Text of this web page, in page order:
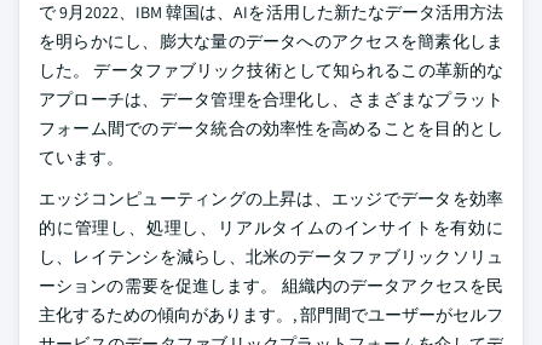
で 9月2022、IBM 韓国は、AIを活用した新たなデータ活用方法
を明らかにし、膨大な量のデータへのアクセスを簡素化しま
した。 データファブリック技術として知られるこの革新的な
アプローチは、データ管理を合理化し、さまざまなプラット
フォーム間でのデータ統合の効率性を高めることを目的とし
ています。
エッジコンピューティングの上昇は、エッジでデータを効率
的に管理し、処理し、リアルタイムのインサイトを有効に
し、レイテンシを減らし、北米のデータファブリックソリュ
ーションの需要を促進します。 組織内のデータアクセスを民
主化するための傾向があります。, 部門間でユーザーがセルフ